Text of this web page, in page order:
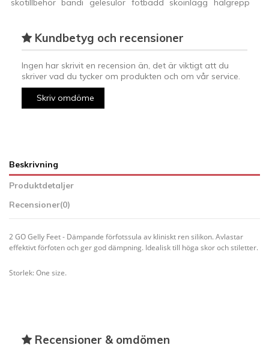
skotillbehör bandi gelesulor fotbädd skoinlägg hälgrepp
Kundbetyg och recensioner
Ingen har skrivit en recension än, det är viktigt att du
skriver vad du tycker om produkten och om vår service.
Skriv omdöme
Beskrivning
Produktdetaljer
Recensioner(0)
2 GO Gelly Feet - Dämpande förfotssula av kliniskt ren silikon. Avlastar
effektivt förfoten och ger god dämpning. Idealisk till höga skor och stiletter.
Storlek: One size.
Recensioner & omdömen